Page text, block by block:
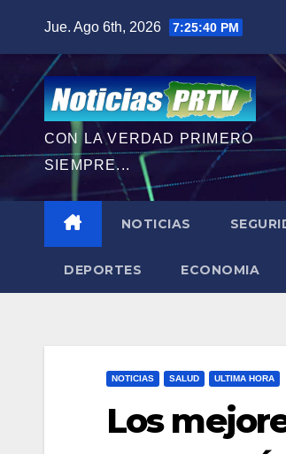
contenido
Jue. Ago 6th, 2026 7:25:42 PM
CON LA VERDAD PRIMERO
SIEMPRE...
NOTICIAS
DEPORTES ECONOMIA
NOTICIAS SALUD ULTIMA HORA
Los